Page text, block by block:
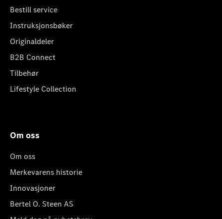
Bestill service
Instruksjonsbøker
Originaldeler
B2B Connect
Tilbehør
Lifestyle Collection
Om oss
Om oss
Merkevarens historie
Innovasjoner
Bertel O. Steen AS